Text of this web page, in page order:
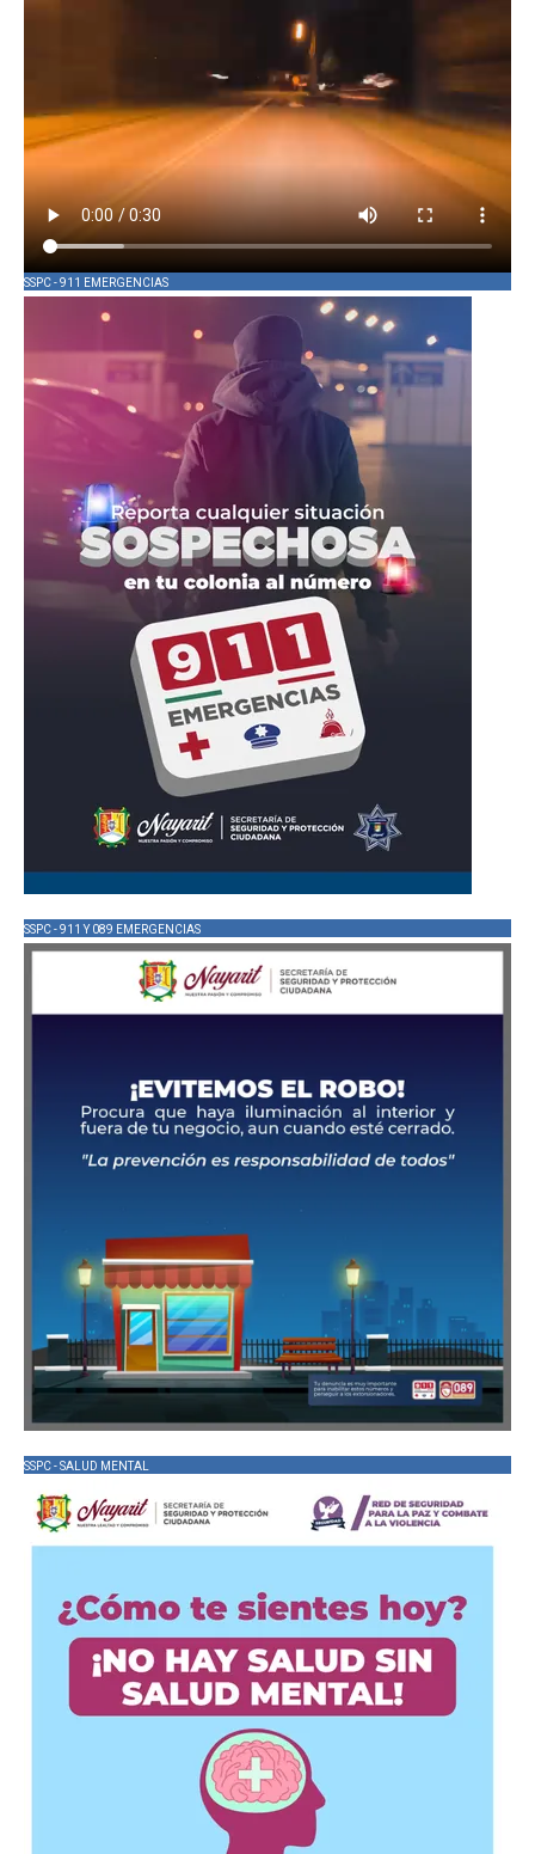
SSPC - 911 EMERGENCIAS
SSPC - 911 Y 089 EMERGENCIAS
SSPC - SALUD MENTAL